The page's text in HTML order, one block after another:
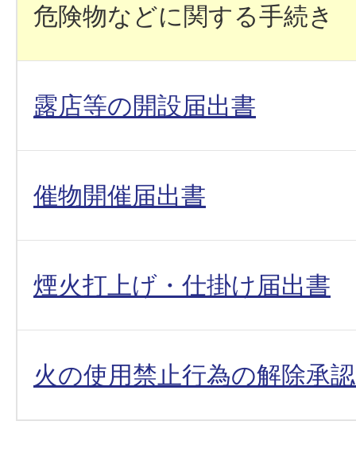
危険物などに関する手続き
露店等の開設届出書
催物開催届出書
煙火打上げ・仕掛け届出書
火の使用禁止行為の解除承